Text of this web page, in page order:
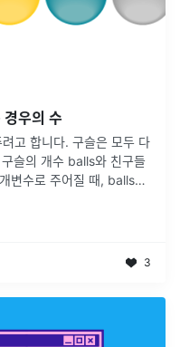
우의 수
고 합니다. 구슬은 모두 다
슬의 개수 balls와 친구들
변수로 주어질 때, balls개
3